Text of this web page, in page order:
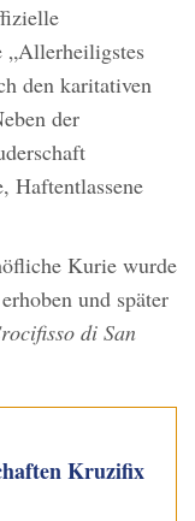
„Allerheiligstes
den karitativen
der
Haftentlassene
Kurie wurde
und später
di San
Kruzifix